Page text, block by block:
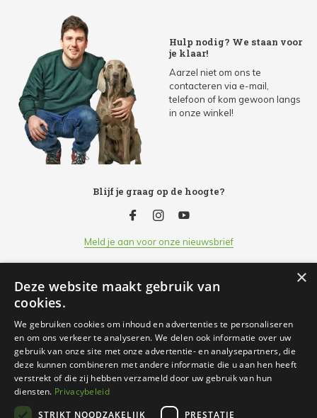
Hulp nodig? We staan voor
je klaar!
Aarzel niet om ons te
contacteren via e-mail,
telefoon of kom gewoon langs
in onze winkel!
Blijf je graag op de hoogte?
Meld je aan voor onze nieuwsbrief
Klantenservice
Openingsuren
Informatie
×
Deze website maakt gebruik van
cookies.
We gebruiken cookies om inhoud en advertenties te personaliseren
en om ons verkeer te analyseren. We delen ook informatie over uw
gebruik van onze site met onze advertentie- en analysepartners, die
deze kunnen combineren met andere informatie die u aan hen heeft
verstrekt of die zij hebben verzameld door uw gebruik van hun
diensten. Privacybeleid
STRIKT NOODZAKELIJK
PRESTATIE